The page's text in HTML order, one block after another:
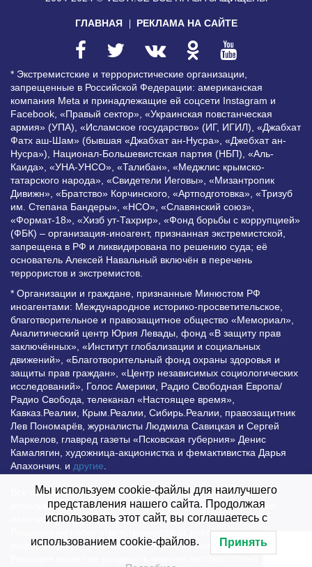
ГЛАВНАЯ РЕКЛАМА НА САЙТЕ
* Экстремистские и террористические организации,
запрещенные в Российской Федерации: американская
компания Meta и принадлежащие ей соцсети Instagram и
Facebook, «Правый сектор», «Украинская повстанческая
армия» (УПА), «Исламское государство» (ИГ, ИГИЛ), «Джабхат
Фатх аш-Шам» (бывшая «Джабхат ан-Нусра», «Джебхат ан-
Нусра»), Национал-Большевистская партия (НБП), «Аль-
Каида», «УНА-УНСО», «Талибан», «Меджлис крымско-
татарского народа», «Свидетели Иеговы», «Мизантропик
Дивижн», «Братство» Корчинского, «Артподготовка», «Тризуб
им. Степана Бандеры», «НСО», «Славянский союз»,
«Формат-18», «Хизб ут-Тахрир», «Фонд борьбы с коррупцией»
(ФБК) – организация-иноагент, признанная экстремистской,
запрещена в РФ и ликвидирована по решению суда; её
основатель Алексей Навальный включён в перечень
террористов и экстремистов.
* Организации и граждане, признанные Минюстом РФ
иноагентами: Международное историко-просветительское,
благотворительное и правозащитное общество «Мемориал»,
Аналитический центр Юрия Левады, фонд «В защиту прав
заключённых», «Институт глобализации и социальных
движений», «Благотворительный фонд охраны здоровья и
защиты прав граждан», «Центр независимых социологических
исследований», Голос Америки, Радио Свободная Европа/
Радио Свобода, телеканал «Настоящее время»,
Кавказ.Реалии, Крым.Реалии, Сибирь.Реалии, правозащитник
Лев Пономарёв, журналисты Людмила Савицкая и Сергей
Маркелов, главред газеты «Псковская губерния» Денис
Камалягин, художница-акционистка и фемактивистка Дарья
Апахончич. и другие
Все права защищены и охраняются законом. Любое
использование материалов сайта допустимо при условии
наличия активной гиперссылки на Vesti.UZ.
Редакция не несет ответственности за достоверность
информации, опубликованной в рекламных объявлениях.
Мы используем cookie-файлы для наилучшего
представления нашего сайта. Продолжая
использовать этот сайт, вы соглашаетесь с
использованием cookie-файлов. Принять